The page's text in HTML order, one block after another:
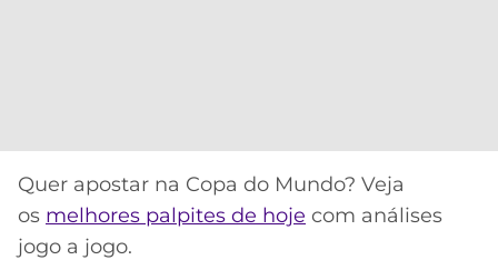
Quer apostar na Copa do Mundo? Veja
os melhores palpites de hoje com análises
jogo a jogo.